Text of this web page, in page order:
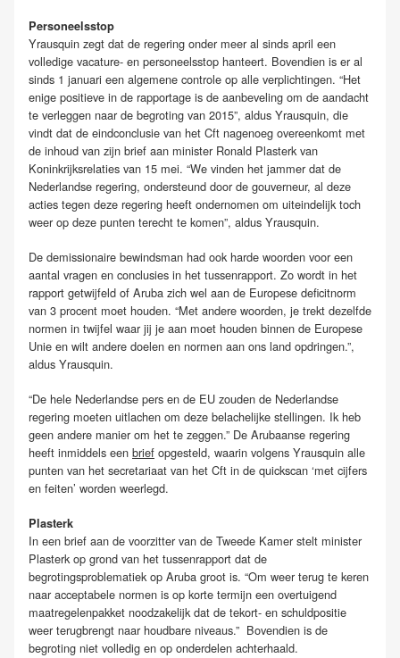
Personeelsstop
Yrausquin zegt dat de regering onder meer al sinds april een
volledige vacature- en personeelsstop hanteert. Bovendien is er al
sinds 1 januari een algemene controle op alle verplichtingen. “Het
enige positieve in de rapportage is de aanbeveling om de aandacht
te verleggen naar de begroting van 2015”, aldus Yrausquin, die
vindt dat de eindconclusie van het Cft nagenoeg overeenkomt met
de inhoud van zijn brief aan minister Ronald Plasterk van
Koninkrijksrelaties van 15 mei. “We vinden het jammer dat de
Nederlandse regering, ondersteund door de gouverneur, al deze
acties tegen deze regering heeft ondernomen om uiteindelijk toch
weer op deze punten terecht te komen”, aldus Yrausquin.
De demissionaire bewindsman had ook harde woorden voor een
aantal vragen en conclusies in het tussenrapport. Zo wordt in het
rapport getwijfeld of Aruba zich wel aan de Europese deficitnorm
van 3 procent moet houden. “Met andere woorden, je trekt dezelfde
normen in twijfel waar jij je aan moet houden binnen de Europese
Unie en wilt andere doelen en normen aan ons land opdringen.”,
aldus Yrausquin.
“De hele Nederlandse pers en de EU zouden de Nederlandse
regering moeten uitlachen om deze belachelijke stellingen. Ik heb
geen andere manier om het te zeggen.” De Arubaanse regering
heeft inmiddels een brief opgesteld, waarin volgens Yrausquin alle
punten van het secretariaat van het Cft in de quickscan ‘met cijfers
en feiten’ worden weerlegd.
Plasterk
In een brief aan de voorzitter van de Tweede Kamer stelt minister
Plasterk op grond van het tussenrapport dat de
begrotingsproblematiek op Aruba groot is. “Om weer terug te keren
naar acceptabele normen is op korte termijn een overtuigend
maatregelenpakket noodzakelijk dat de tekort- en schuldpositie
weer terugbrengt naar houdbare niveaus.” Bovendien is de
begroting niet volledig en op onderdelen achterhaald.